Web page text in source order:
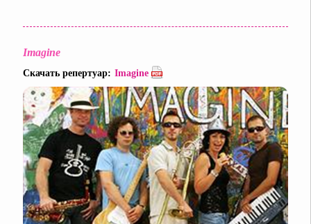
Imagine
Скачать репертуар: Imagine